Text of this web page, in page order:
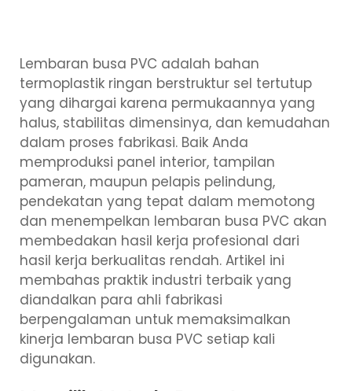
Lembaran busa PVC adalah bahan
termoplastik ringan berstruktur sel tertutup
yang dihargai karena permukaannya yang
halus, stabilitas dimensinya, dan kemudahan
dalam proses fabrikasi. Baik Anda
memproduksi panel interior, tampilan
pameran, maupun pelapis pelindung,
pendekatan yang tepat dalam memotong
dan menempelkan lembaran busa PVC akan
membedakan hasil kerja profesional dari
hasil kerja berkualitas rendah. Artikel ini
membahas praktik industri terbaik yang
diandalkan para ahli fabrikasi
berpengalaman untuk memaksimalkan
kinerja lembaran busa PVC setiap kali
digunakan.